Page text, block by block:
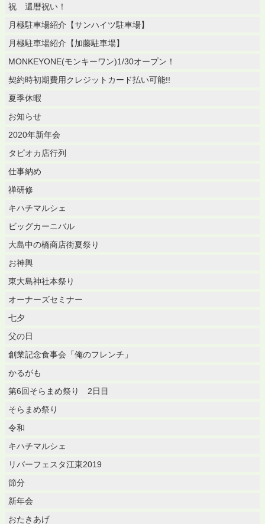
祝 還暦祝い！
月極駐車場紹介【サンハイツ駐車場】
月極駐車場紹介【加藤駐車場】
MONKEYONE(モンキーワン)1/30オープン！
契約時初期費用クレジットカード払い可能!!
夏季休暇
お知らせ
2020年新年会
タピオカ店行列
仕事納め
禅研修
キハチマルシェ
ビッグカーニバル
大島中の橋商店街夏祭り
お神輿
東大島神社本祭り
オーナーズセミナー
七夕
父の日
創業記念食事会「俺のフレンチ」
かるがも
第6回そらまめ祭り 2日目
そらまめ祭り
令和
キハチマルシェ
リバーフェスタ江東2019
節分
新年会
おたきあげ